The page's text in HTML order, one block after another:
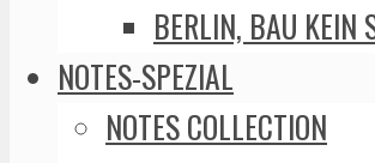
BERLIN, BAU KEIN
NOTES-SPEZIAL
NOTES COLLECTION